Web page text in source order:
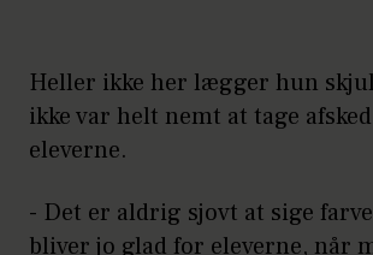
Heller ikke her lægger hun
ikke var helt nemt at tage
eleverne.
- Det er aldrig sjovt at sige
bliver jo glad for eleverne, når